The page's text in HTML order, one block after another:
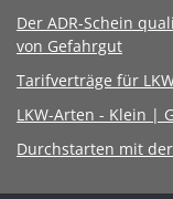
Der ADR-Schein
von Gefahrgut
Tarifverträge für
LKW-Arten - Klein |
Durchstarten mit